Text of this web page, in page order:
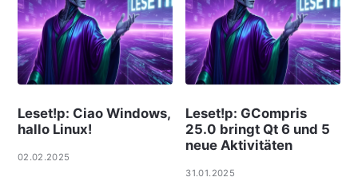
Leset!p: Ciao Windows,
hallo Linux!
02.02.2025
Leset!p: GCompris
25.0 bringt Qt 6 und 5
neue Aktivitäten
31.01.2025